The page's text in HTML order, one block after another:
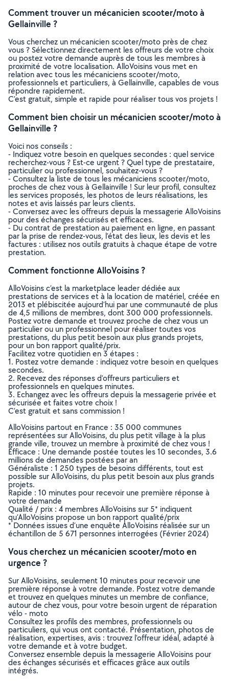
Comment trouver un mécanicien scooter/moto à
Gellainville ?
Vous cherchez un mécanicien scooter/moto près de chez
vous ? Sélectionnez directement les offreurs de votre choix
ou postez votre demande auprès de tous les membres à
proximité de votre localisation. AlloVoisins vous met en
relation avec tous les mécaniciens scooter/moto,
professionnels et particuliers, à Gellainville, capables de vous
répondre rapidement.
C’est gratuit, simple et rapide pour réaliser tous vos projets !
Comment bien choisir un mécanicien scooter/moto à
Gellainville ?
Voici nos conseils :
- Indiquez votre besoin en quelques secondes : quel service
recherchez-vous ? Est-ce urgent ? Quel type de prestataire,
particulier ou professionnel, souhaitez-vous ?
- Consultez la liste de tous les mécaniciens scooter/moto,
proches de chez vous à Gellainville ! Sur leur profil, consultez
les services proposés, les photos de leurs réalisations, les
notes et avis laissés par leurs clients.
- Conversez avec les offreurs depuis la messagerie AlloVoisins
pour des échanges sécurisés et efficaces.
- Du contrat de prestation au paiement en ligne, en passant
par la prise de rendez-vous, l’état des lieux, les devis et les
factures : utilisez nos outils gratuits à chaque étape de votre
prestation.
Comment fonctionne AlloVoisins ?
AlloVoisins c’est la marketplace leader dédiée aux
prestations de services et à la location de matériel, créée en
2013 et plébiscitée aujourd’hui par une communauté de plus
de 4,5 millions de membres, dont 300 000 professionnels.
Postez votre demande et trouvez proche de chez vous un
particulier ou un professionnel pour réaliser toutes vos
prestations, du plus petit besoin aux plus grands projets,
pour un bon rapport qualité/prix.
Facilitez votre quotidien en 3 étapes :
1. Postez votre demande : indiquez votre besoin en quelques
secondes.
2. Recevez des réponses d’offreurs particuliers et
professionnels en quelques minutes.
3. Echangez avec les offreurs depuis la messagerie privée et
sécurisée et faites votre choix !
C’est gratuit et sans commission !
AlloVoisins partout en France : 35 000 communes
représentées sur AlloVoisins, du plus petit village à la plus
grande ville, trouvez un membre à proximité de chez vous !
Efficace : Une demande postée toutes les 10 secondes, 3.6
millions de demandes postées par an
Généraliste : 1 250 types de besoins différents, tout est
possible sur AlloVoisins, du plus petit besoin aux plus grands
projets.
Rapide : 10 minutes pour recevoir une première réponse à
votre demande
Qualité / prix : 4 membres AlloVoisins sur 5* indiquent
qu’AlloVoisins propose un bon rapport qualité/prix
* Données issues d’une enquête AlloVoisins réalisée sur un
échantillon de 5 671 personnes interrogées (Février 2024)
Vous cherchez un mécanicien scooter/moto en
urgence ?
Sur AlloVoisins, seulement 10 minutes pour recevoir une
première réponse à votre demande. Postez votre demande
et trouvez en quelques minutes un membre de confiance,
autour de chez vous, pour votre besoin urgent de réparation
vélo - moto
Consultez les profils des membres, professionnels ou
particuliers, qui vous ont contacté. Présentation, photos de
réalisation, expertises, avis : trouvez l'offreur idéal, adapté à
votre demande et à votre budget.
Conversez ensemble depuis la messagerie AlloVoisins pour
des échanges sécurisés et efficaces grâce aux outils
intégrés.